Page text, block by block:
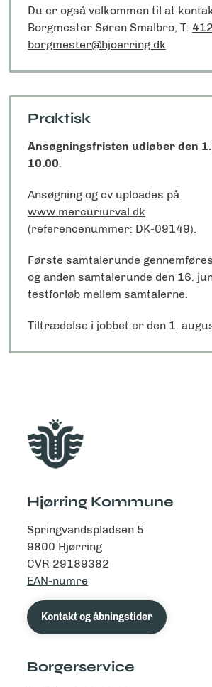
Du er også velkommen til at
Borgmester Søren Smalbro, T:
borgmester@hjoerring.dk
Praktisk
Ansøgningsfristen udløber den
10.00.
Ansøgning og cv uploades på
www.mercuriurval.dk
(referencenummer: DK-09149).
Første samtalerunde
og anden samtalerunde den 16.
testforløb mellem samtalerne.
Tiltrædelse i jobbet er den 1.
Hjørring Kommune
Springvandspladsen 5
9800 Hjørring
CVR 29189382
EAN-numre
Kontakt og åbningstider
Borgerservice